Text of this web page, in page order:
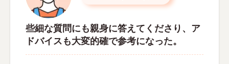
些細な質問にも親身に答えてくださり、ア
ドバイスも大変的確で参考になった。